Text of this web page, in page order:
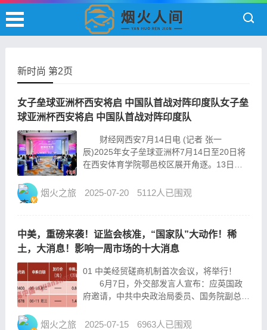
新时尚 第2页
女子垒球亚洲杯西安将启 中国队首战对阵印度队女子垒
球亚洲杯西安将启 中国队首战对阵印度队
财经网西安7月14日电 (记者 张一
辰)2025年女子垒球亚洲杯7月14日至20日将
在西安体育学院鄠邑校区展开角逐。13日下
筹备情况。 图为新闻发布会现场。(赛事组委
烟火之旅 2025-07-20 5112人已围观
中美，重磅来袭！证监会核准，“国家队”大动作！稀
土，大消息！影响一周市场的十大消息
01 中美经贸磋商机制首次会议，将举行！
6月7日，外交部发言人宣布：应英国政
府邀请，中共中央政治局委员、国务院副总理
将与美方举行中美经贸磋商机制首次会议。
烟火之旅 2025-07-15 6963人已围观